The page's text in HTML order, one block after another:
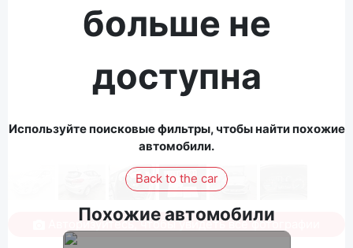
больше не
доступна
Используйте поисковые фильтры, чтобы найти похожие
автомобили.
Back to the car
Похожие автомобили
Авторизуйтесь, чтобы увидеть все фотографии